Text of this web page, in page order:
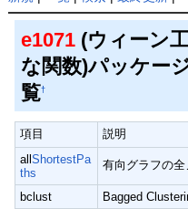
e1071(ウィーン
な関数)パッケー
覧†
項目
説明
allShortestPa
ths
有向グラフの
bclust
Bagged